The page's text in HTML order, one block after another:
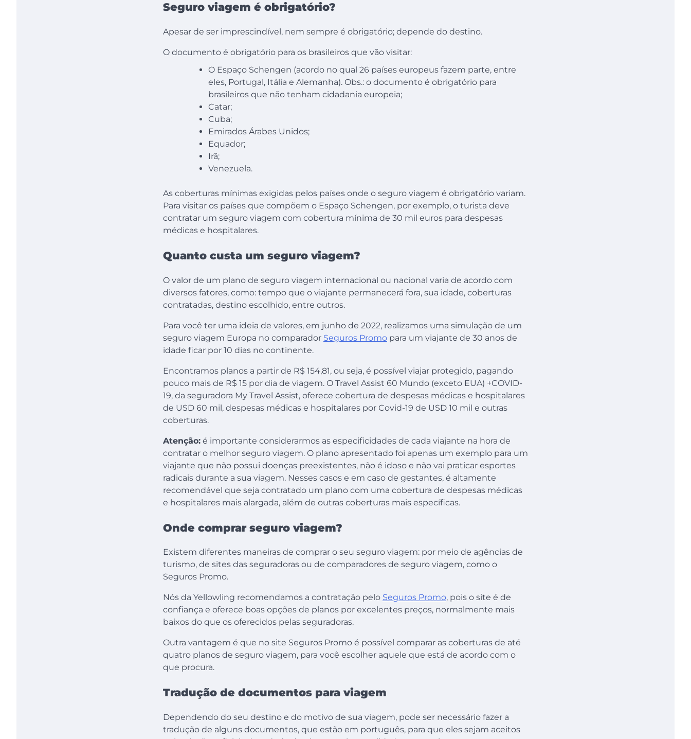
Seguro viagem é obrigatório?
Apesar de ser imprescindível, nem sempre é obrigatório; depende do destino.
O documento é obrigatório para os brasileiros que vão visitar:
O Espaço Schengen (acordo no qual 26 países europeus fazem parte, entre
eles, Portugal, Itália e Alemanha). Obs.: o documento é obrigatório para
brasileiros que não tenham cidadania europeia;
Catar;
Cuba;
Emirados Árabes Unidos;
Equador;
Irã;
Venezuela.
As coberturas mínimas exigidas pelos países onde o seguro viagem é obrigatório variam.
Para visitar os países que compõem o Espaço Schengen, por exemplo, o turista deve
contratar um seguro viagem com cobertura mínima de 30 mil euros para despesas
médicas e hospitalares.
Quanto custa um seguro viagem?
O valor de um plano de seguro viagem internacional ou nacional varia de acordo com
diversos fatores, como: tempo que o viajante permanecerá fora, sua idade, coberturas
contratadas, destino escolhido, entre outros.
Para você ter uma ideia de valores, em junho de 2022, realizamos uma simulação de um
seguro viagem Europa no comparador Seguros Promo para um viajante de 30 anos de
idade ficar por 10 dias no continente.
Encontramos planos a partir de R$ 154,81, ou seja, é possível viajar protegido, pagando
pouco mais de R$ 15 por dia de viagem. O Travel Assist 60 Mundo (exceto EUA) +COVID-
19, da seguradora My Travel Assist, oferece cobertura de despesas médicas e hospitalares
de USD 60 mil, despesas médicas e hospitalares por Covid-19 de USD 10 mil e outras
coberturas.
Atenção: é importante considerarmos as especificidades de cada viajante na hora de
contratar o melhor seguro viagem. O plano apresentado foi apenas um exemplo para um
viajante que não possui doenças preexistentes, não é idoso e não vai praticar esportes
radicais durante a sua viagem. Nesses casos e em caso de gestantes, é altamente
recomendável que seja contratado um plano com uma cobertura de despesas médicas
e hospitalares mais alargada, além de outras coberturas mais específicas.
Onde comprar seguro viagem?
Existem diferentes maneiras de comprar o seu seguro viagem: por meio de agências de
turismo, de sites das seguradoras ou de comparadores de seguro viagem, como o
Seguros Promo.
Nós da Yellowling recomendamos a contratação pelo Seguros Promo, pois o site é de
confiança e oferece boas opções de planos por excelentes preços, normalmente mais
baixos do que os oferecidos pelas seguradoras.
Outra vantagem é que no site Seguros Promo é possível comparar as coberturas de até
quatro planos de seguro viagem, para você escolher aquele que está de acordo com o
que procura.
Tradução de documentos para viagem
Dependendo do seu destino e do motivo de sua viagem, pode ser necessário fazer a
tradução de alguns documentos, que estão em português, para que eles sejam aceitos